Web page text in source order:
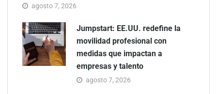
agosto 7, 2026
Jumpstart: EE.UU. redefine la
movilidad profesional con
medidas que impactan a
empresas y talento
agosto 7, 2026